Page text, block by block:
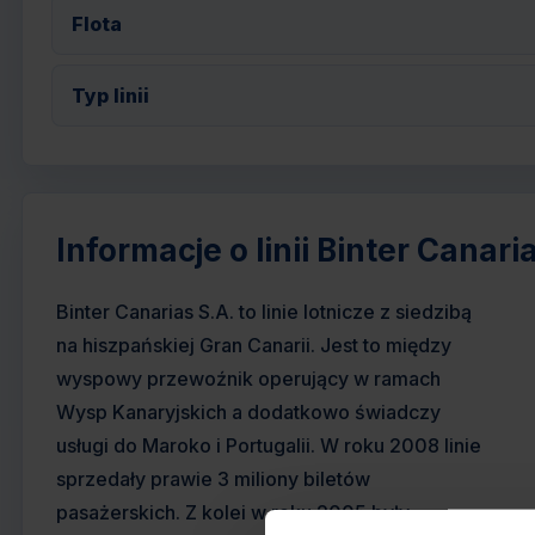
Flota
Typ linii
Informacje o linii Binter
Binter Canarias S.A. to linie lotnicze z siedzibą
na hiszpańskiej Gran Canarii. Jest to między
wyspowy przewoźnik operujący w ramach
Wysp Kanaryjskich a dodatkowo świadczy
usługi do Maroko i Portugalii. W roku 2008 linie
sprzedały prawie 3 miliony biletów
pasażerskich. Z kolei w roku 2005 były